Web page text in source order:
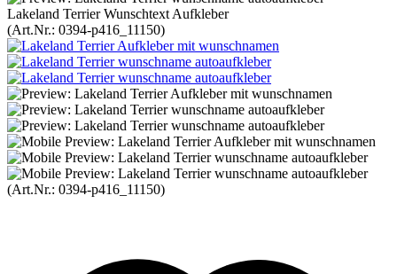
Lakeland Terrier Wunschtext Aufkleber
(Art.Nr.: 0394-p416_11150)
(Art.Nr.: 0394-p416_11150)